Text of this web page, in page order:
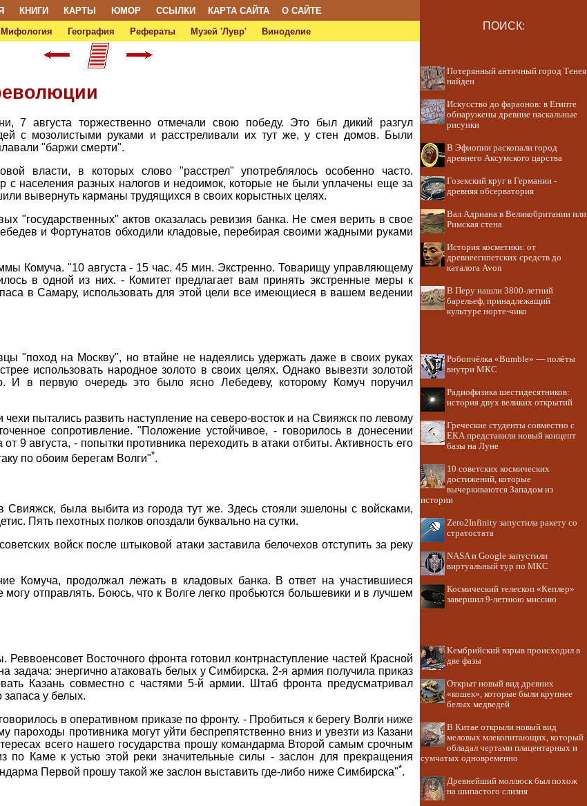
КНИГИ КАРТЫ ЮМОР ССЫЛКИ КАРТА САЙТА
О САЙТЕ
Мифология География Рефераты Музей 'Лувр' Виноделие ПОИСК:
7 августа торжественно отмечали свою победу. Это был дикий разгул
с мозолистыми руками и расстреливали их тут же, у стен домов. Были
"баржи смерти".
власти, в которых слово "расстрел" употреблялось особенно часто.
с населения разных налогов и недоимок, которые не были уплачены еще за
вывернуть карманы трудящихся в своих корыстных целях.
"государственных" актов оказалась ревизия банка. Не смея верить в свое
и Фортунатов обходили кладовые, перебирая своими жадными руками
Комуча. "10 августа - 15 час. 45 мин. Экстренно. Товарищу управляющему
в одной из них. - Комитет предлагает вам принять экстренные меры к
в Самару, использовать для этой цели все имеющиеся в вашем ведении
"поход на Москву", но втайне не надеялись удержать даже в своих руках
использовать народное золото в своих целях. Однако вывезти золотой
И в первую очередь это было ясно Лебедеву, которому Комуч поручил
пытались развить наступление на северо-восток и на Свияжск по левому
сопротивление. "Положение устойчивое, - говорилось в донесении
9 августа, - попытки противника переходить в атаки отбиты. Активность его
по обоим берегам Волги"*.
Свияжск, была выбита из города тут же. Здесь стояли эшелоны с войсками,
Пять пехотных полков опоздали буквально на сутки.
войск после штыковой атаки заставила белочехов отступить за реку
Комуча, продолжал лежать в кладовых банка. В ответ на участившиеся
отправлять. Боюсь, что к Волге легко пробьются большевики и в лучшем
Восточного фронта готовил контрнаступление частей Красной
энергично атаковать белых у Симбирска. 2-я армия получила приказ
Казань совместно с частями 5-й армии. Штаб фронта предусматривал
у белых.
в оперативном приказе по фронту. - Пробиться к берегу Волги ниже
пароходы противника могут уйти беспрепятственно вниз и увезти из Казани
всего нашего государства прошу командарма Второй самым срочным
по Каме к устью этой реки значительные силы - заслон для прекращения
Первой прошу такой же заслон выставить где-либо ниже Симбирска"*.
Потерянный античный город Тенея
найден
Искусство до фараонов: в Египте
обнаружены древние наскальные
рисунки
В Эфиопии раскопали город
древнего Аксумского царства
Гозекский круг в Германии -
древняя обсерватория
Вал Адриана в Великобритании или
Римская стена
История косметики: от
древнеегипетских средств до
каталога Avon
В Перу нашли 3800-летний
барельеф, принадлежащий
культуре норте-чико
Робопчёлка «Bumble» — полёты
внутри МКС
Радиофизика шестидесятников:
история двух великих открытий
Греческие студенты совместно с
ЕКА представили новый концепт
базы на Луне
10 советских космических
достижений, которые
вычеркиваются Западом из
истории
Zero2Infinity запустила ракету со
стратостата
NASA и Google запустили
виртуальный тур по МКС
Космический телескоп «Кеплер»
завершил 9-летнюю миссию
Кембрийский взрыв происходил в
две фазы
Открыт новый вид древних
«кошек», которые были крупнее
белых медведей
В Китае открыли новый вид
меловых млекопитающих, который
обладал чертами плацентарных и
сумчатых одновременно
Древнейший моллюск был похож
на шипастого слизня